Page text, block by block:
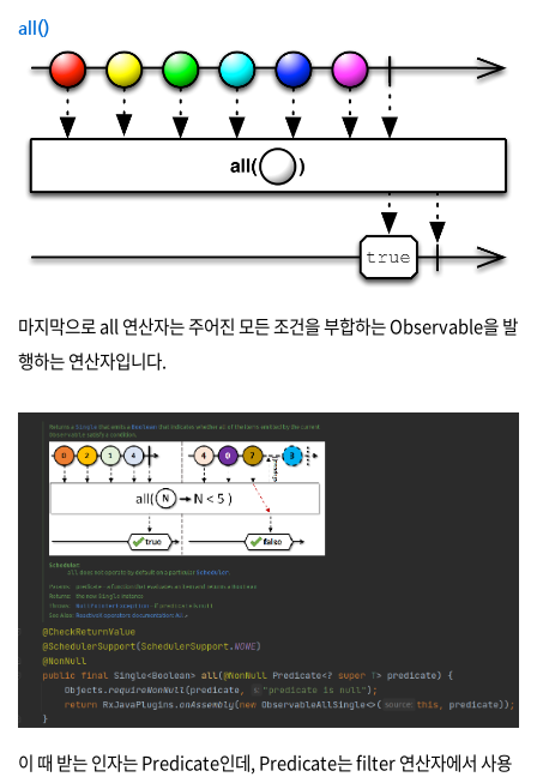
all()
마지막으로 all 연산자는 주어진 모든 조건을 부합하는 Observable을 발
행하는 연산자입니다.
이 때 받는 인자는 Predicate인데, Predicate는 filter 연산자에서 사용